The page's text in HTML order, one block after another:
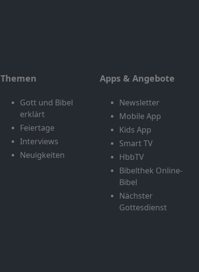
Themen
Gott und Bibel
erklärt
Feiertage
Interviews
Neuigkeiten
Apps & Angebote
Newsletter
Mobile App
Kids App
Smart TV
HbbTV
Bibelthek Online-
Bibel
Nächster
Gottesdienst